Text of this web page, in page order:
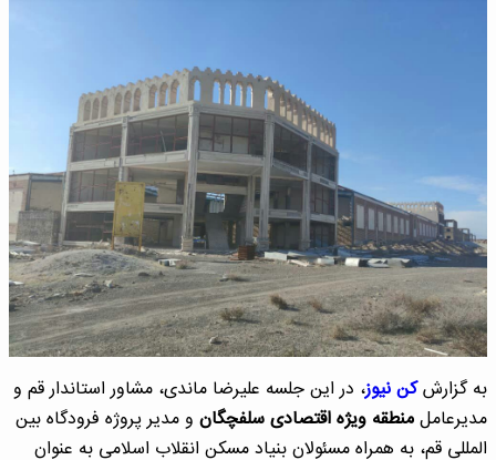
به گزارشکن نیوز، در این جلسه علیرضا ماندی، مشاور استاندار قم و
مدیرعاملمنطقه ویژه اقتصادی سلفچگان و مدیر پروژه فرودگاه بین
المللی قم، به همراه مسئولان بنیاد مسکن انقلاب اسلامی به عنوان